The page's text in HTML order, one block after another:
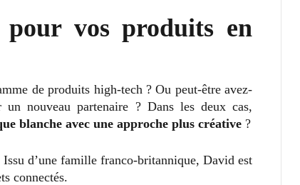
vos produits en
de produits high-tech ? Ou peut-être avez-
nouveau partenaire ? Dans les deux cas,
blanche avec une approche plus créative ?
Issu d’une famille franco-britannique, David est
connectés.